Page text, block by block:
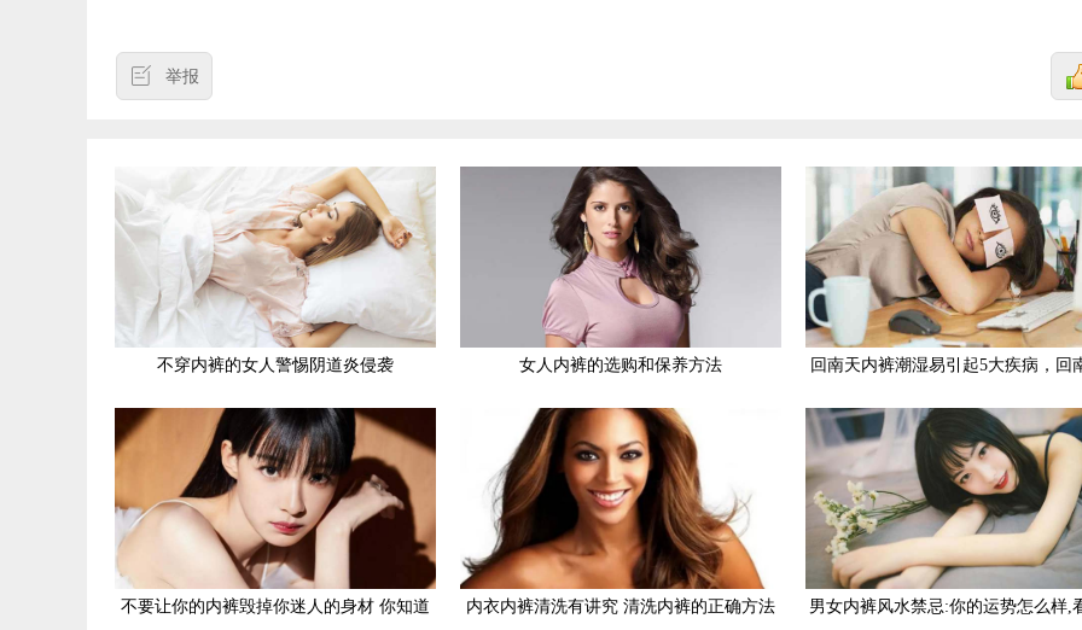
举报
不穿内裤的女人警惕阴道炎侵袭 女人内裤的选购和保养方法
回南天内裤潮湿易引起5大疾病，回
不要让你的内裤毁掉你迷人的身材 你知道 内衣内裤清洗有讲究 清洗内裤的正确方法 男女内裤风水禁忌:你的运势怎么样,